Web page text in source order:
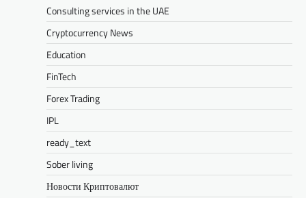
Consulting services in the UAE
Cryptocurrency News
Education
FinTech
Forex Trading
IPL
ready_text
Sober living
Новости Криптовалют